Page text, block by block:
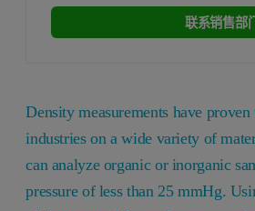
联系销售部
Density measurements have
industries on a wide variety of
can analyze organic or inorganic
pressure of less than 25 mmHg.